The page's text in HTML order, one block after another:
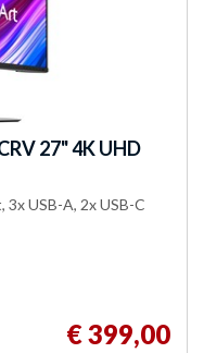
27" 4K UHD
USB-A, 2x USB-C
€ 399,00